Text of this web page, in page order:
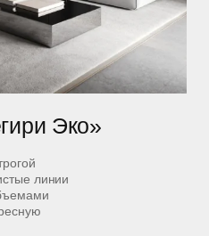
Эко»
линии